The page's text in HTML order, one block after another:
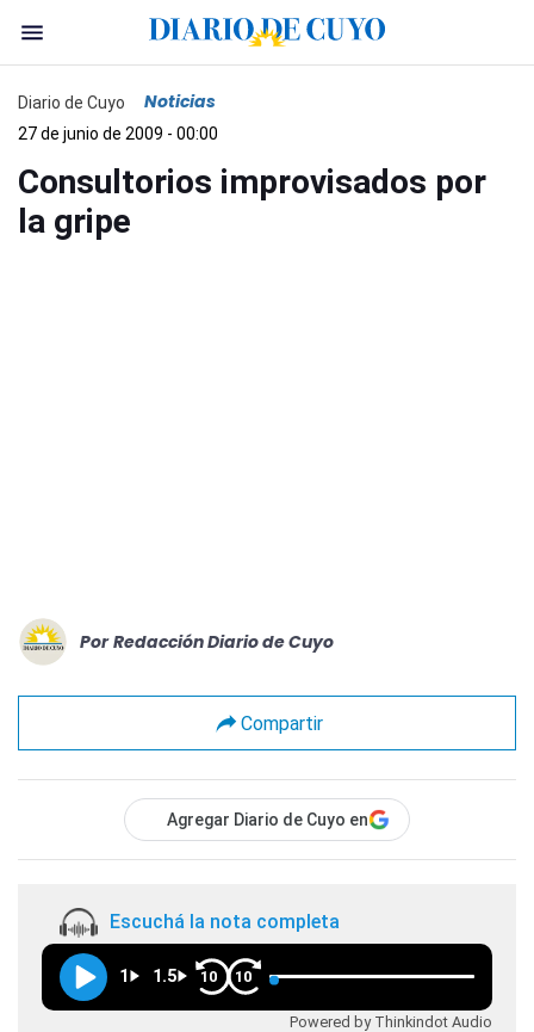
Diario de Cuyo Noticias
27 de junio de 2009 - 00:00
Consultorios improvisados por
la gripe
Por Redacción Diario de Cuyo
Compartir
Agregar Diario de Cuyo en
Escuchá la nota completa
1 1.5 10 10
Powered by Thinkindot Audio